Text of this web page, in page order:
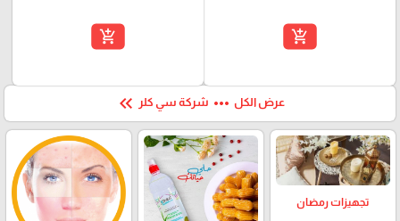
add_shopping_cart
add_shopping_cart
عرض الكل more_horiz شركة سي كلر keyboard_double_arrow_left
تجهيزات رمضان